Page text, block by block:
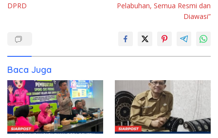
DPRD
Pelabuhan, Semua Resmi dan
Diawasi”
Baca Juga